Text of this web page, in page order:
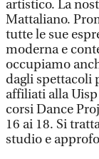
artistico. La
Mattaliano.
tutte le sue
moderna e
occupiamo
dagli spettacoli
affiliati alla
corsi Dance
16 ai 18. Si
studio e